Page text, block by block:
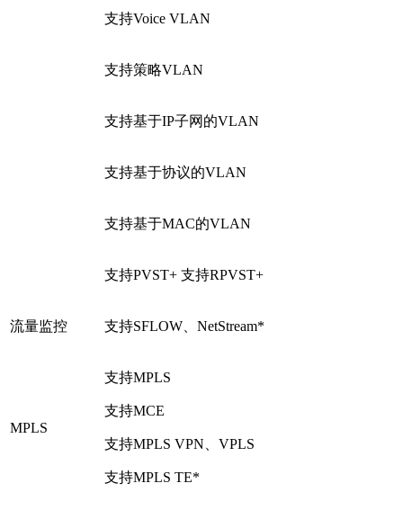
支持Voice VLAN
支持策略VLAN
支持基于IP子网的VLAN
支持基于协议的VLAN
支持基于MAC的VLAN
支持PVST+ 支持RPVST+
流量监控 支持SFLOW、NetStream*
MPLS
支持MPLS
支持MCE
支持MPLS VPN、VPLS
支持MPLS TE*